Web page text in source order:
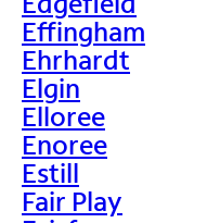
Effingham
Ehrhardt
Elgin
Elloree
Enoree
Estill
Fair Play